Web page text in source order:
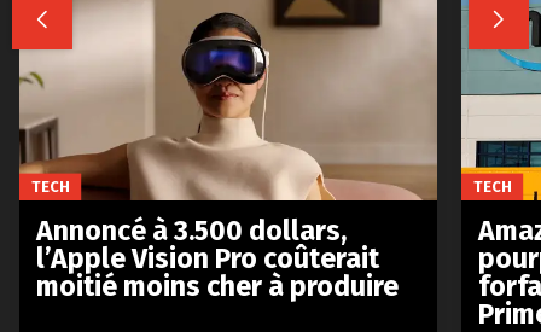
 
TECH
Annoncé à 3.500 dollars,
l’Apple Vision Pro coûterait
moitié moins cher à produire
TECH